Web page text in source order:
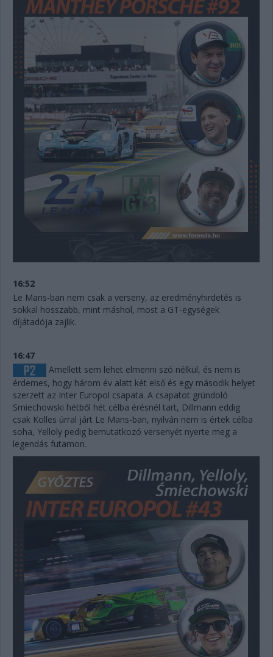
16:52
Le Mans-ban nem csak a verseny, az eredményhirdetés is
sokkal hosszabb, mint máshol, most a GT-egységek
díjátadója zajlik.
16:47
Amellett sem lehet elmenni szó nélkül, és nem is
érdemes, hogy három év alatt két első és egy második helyet
szerzett az Inter Europol csapata. A csapatot gründoló
Smiechowski hétből hét célba érésnél tart, Dillmann eddig
csak Kolles úrral járt Le Mans-ban, nyilván nem is értek célba
soha, Yelloly pedig bemutatkozó versenyét nyerte meg a
legendás futamon.